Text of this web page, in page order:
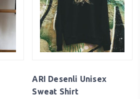
ARI Desenli Unisex
Sweat Shirt